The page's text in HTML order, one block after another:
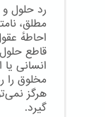
رد حلول
مطلق،
احاطهٔ
قاطع
انسانی
مخلوق را
هرگز
گیرد.